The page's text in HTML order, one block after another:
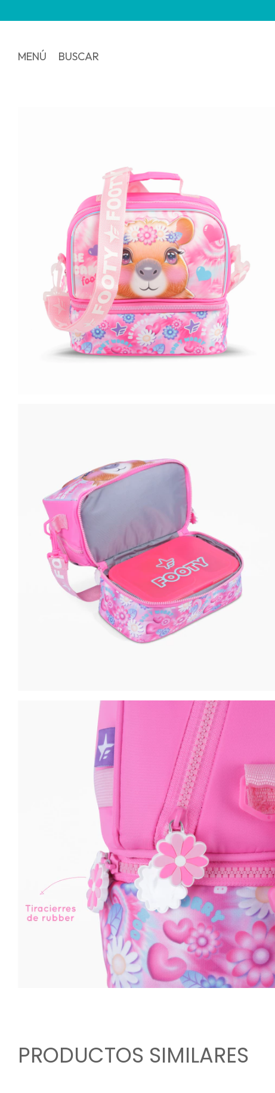
MENÚ BUSCAR
PRODUCTOS SIMILARES